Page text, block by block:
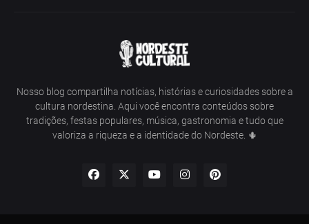
Nosso blog compartilha notícias, histórias e curiosidades sobre a
cultura nordestina. Aqui você encontra conteúdos sobre
tradições, festas populares, música, gastronomia e tudo que
valoriza a riqueza e a identidade do Nordeste. 🌵